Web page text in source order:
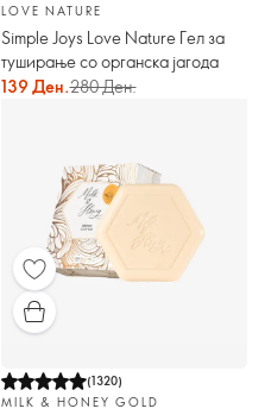
LOVE NATURE
Simple Joys Love Nature Гел за
туширање со органска јагода
139 Ден.280 Ден.
(1320)
MILK & HONEY GOLD